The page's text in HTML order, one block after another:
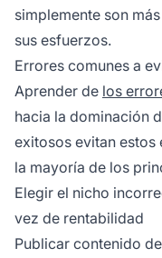
simplemente son
sus esfuerzos.
Errores comunes a
Aprender de los
hacia la dominación
exitosos evitan estos
la mayoría de los
Elegir el nicho
vez de rentabilidad
Publicar contenido